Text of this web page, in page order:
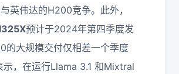
英伟达的H200竞争。此外，
预计于2024年第四季度发
的大规模交付仅相差一个季度
，在运行Llama 3.1 和Mixtral